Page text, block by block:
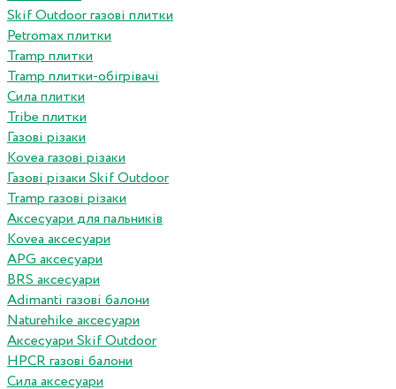
Skif Outdoor газові плитки
Petromax плитки
Tramp плитки
Tramp плитки-обігрівачі
Сила плитки
Tribe плитки
Газові різаки
Kovea газові різаки
Газові різаки Skif Outdoor
Tramp газові різаки
Аксесуари для пальників
Kovea аксесуари
APG аксесуари
BRS аксесуари
Adimanti газові балони
Naturehike аксесуари
Аксесуари Skif Outdoor
HPCR газові балони
Сила аксесуари